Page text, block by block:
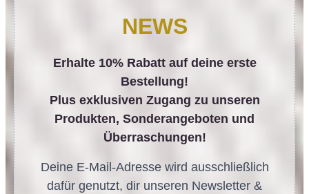
NEWS
Erhalte 10% Rabatt auf deine erste
Bestellung!
Plus exklusiven Zugang zu unseren
Produkten, Sonderangeboten und
Überraschungen!
Deine E-Mail-Adresse wird ausschließlich
dafür genutzt, dir unseren Newsletter &